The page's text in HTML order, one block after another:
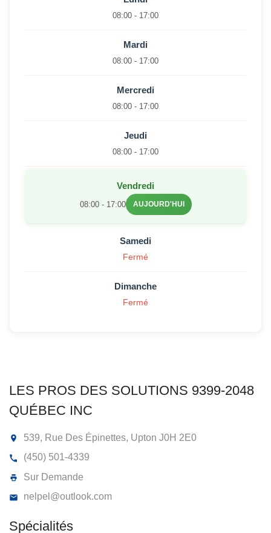
LES PROS DES SOLUTIONS 9399-
QUÉBEC INC
08:00 - 17:00
Mardi
08:00 - 17:00
Mercredi
08:00 - 17:00
Jeudi
08:00 - 17:00
Vendredi
08:00 - 17:00 AUJOURD'HUI
Samedi
Fermé
Dimanche
Fermé